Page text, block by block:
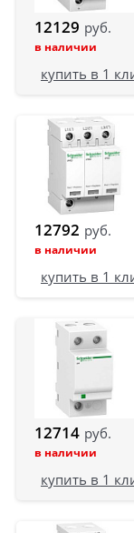
12129 руб.
в наличии
купить в 1
12792 руб.
в наличии
купить в 1
12714 руб.
в наличии
купить в 1